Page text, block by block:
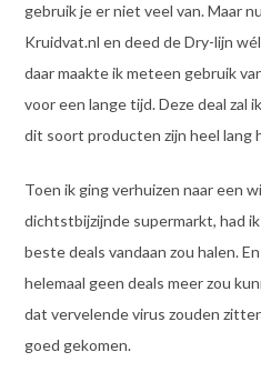
gebruik je er niet veel van. Maar
Kruidvat.nl en deed de Dry-lijn
daar maakte ik meteen gebruik
voor een lange tijd. Deze deal zal
dit soort producten zijn heel lang
Toen ik ging verhuizen naar een
dichtstbijzijnde supermarkt, had
beste deals vandaan zou halen.
helemaal geen deals meer zou
dat vervelende virus zouden
goed gekomen.